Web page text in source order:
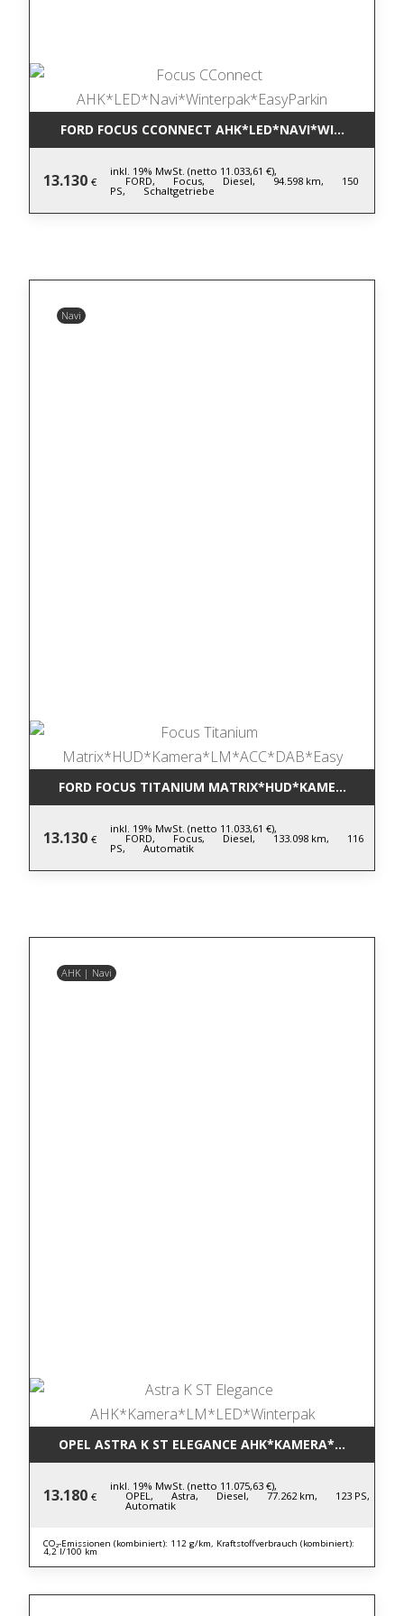
FORD FOCUS CCONNECT
13.130 €
inkl. 19% MwSt. (netto 11.033,61 €),
FORD, Focus, Diesel, 94.598 km, 150
PS, Schaltgetriebe
Navi
FORD FOCUS TITANIUM
13.130 €
inkl. 19% MwSt. (netto 11.033,61 €),
FORD, Focus, Diesel, 133.098 km, 116
PS, Automatik
AHK | Navi
OPEL ASTRA K ST ELEGANCE
13.180 €
inkl. 19% MwSt. (netto 11.075,63 €),
OPEL, Astra, Diesel, 77.262 km, 123 PS,
Automatik
CO₂-Emissionen (kombiniert): 112 g/km, Kraftstoffverbrauch (kombiniert):
4,2 l/100 km